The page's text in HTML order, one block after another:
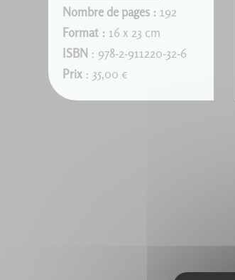
Nombre de pages : 192
Format : 16 x 23 cm
ISBN : 978-2-911220-32-6
Prix: 35,00 €